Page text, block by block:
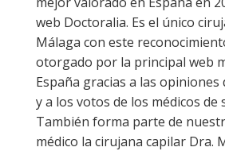
web Doctoralia. Es el único
Málaga con este
otorgado por la principal web
España gracias a las opiniones
y a los votos de los médicos de
También forma parte de
médico la cirujana capilar Dra.